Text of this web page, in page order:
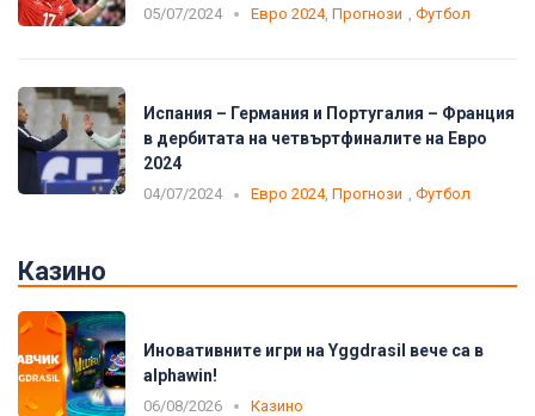
05/07/2024 Евро 2024, Прогнози Футбол
Испания – Германия и Португалия – Франция
в дербитата на четвъртфиналите на Евро
2024
04/07/2024 Евро 2024, Прогнози , Футбол
Казино
Иновативните игри на Yggdrasil вече са в
alphawin!
06/08/2026 Казино